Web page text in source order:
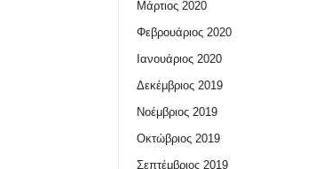
Μάρτιος 2020
Φεβρουάριος 2020
Ιανουάριος 2020
Δεκέμβριος 2019
Νοέμβριος 2019
Οκτώβριος 2019
Σεπτέμβριος 2019